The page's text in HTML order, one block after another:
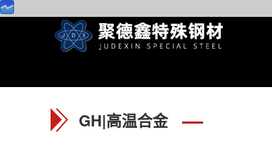
GH|高温合金